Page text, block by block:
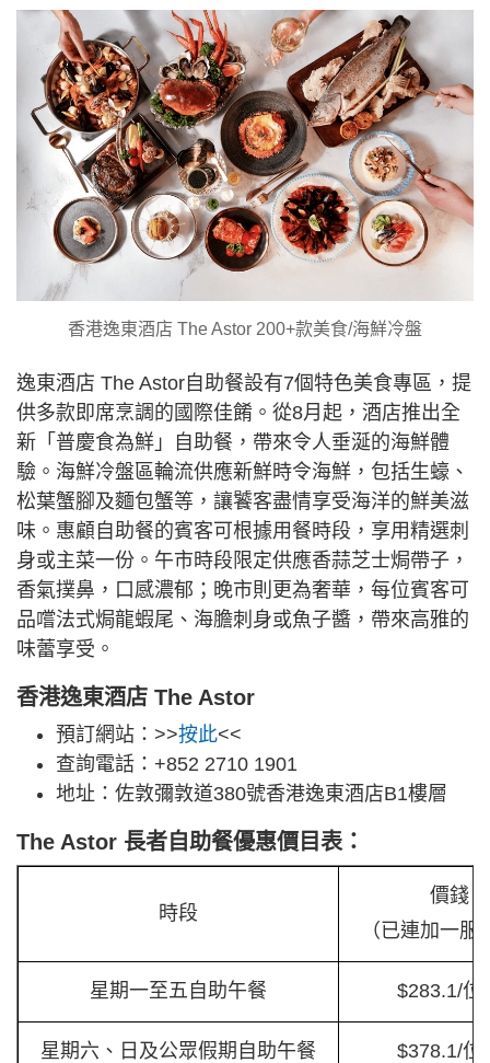
香港逸東酒店 The Astor 200+款美食/海鮮冷盤
逸東酒店 The Astor自助餐設有7個特色美食專區，提
供多款即席烹調的國際佳餚。從8月起，酒店推出全
新「普慶食為鮮」自助餐，帶來令人垂涎的海鮮體
驗。海鮮冷盤區輪流供應新鮮時令海鮮，包括生蠔、
松葉蟹腳及麵包蟹等，讓饕客盡情享受海洋的鮮美滋
味。惠顧自助餐的賓客可根據用餐時段，享用精選刺
身或主菜一份。午市時段限定供應香蒜芝士焗帶子，
香氣撲鼻，口感濃郁；晚市則更為奢華，每位賓客可
品嚐法式焗龍蝦尾、海膽刺身或魚子醬，帶來高雅的
味蕾享受。
香港逸東酒店 The Astor
預訂網站：>>按此<<
查詢電話：+852 2710 1901
地址：佐敦彌敦道380號香港逸東酒店B1樓層
The Astor 長者自助餐優惠價目表：
時段
價錢
（已連加一服
星期一至五自助午餐 $283.1/位
星期六、日及公眾假期自助午餐 $378.1/位